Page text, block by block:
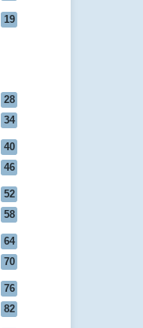
19
28
34
40
46
52
58
64
70
76
82